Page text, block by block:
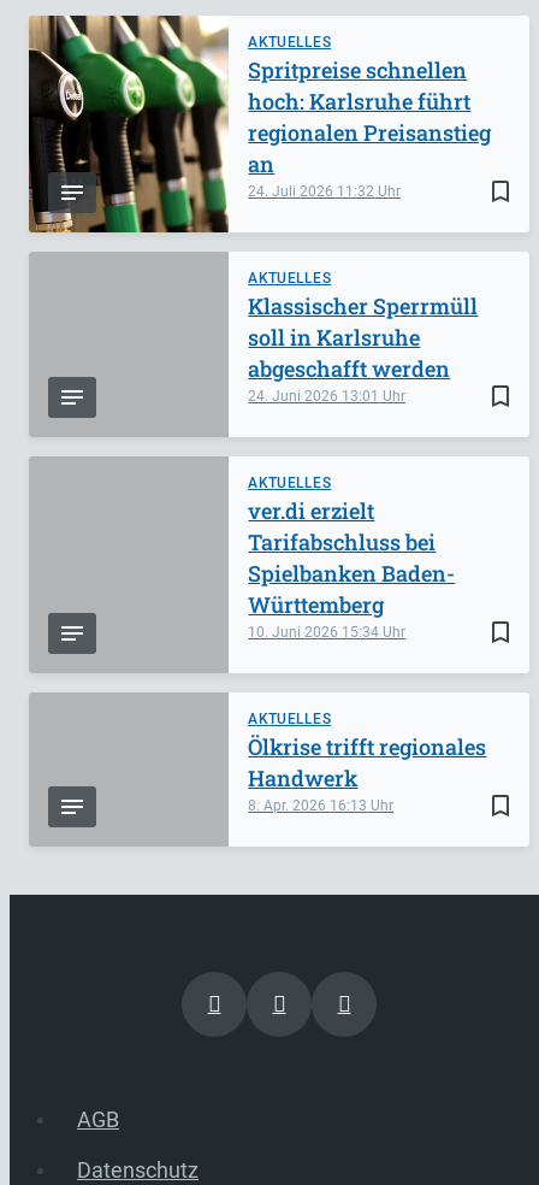
AKTUELLES
bookmark_border
24. Juli 2026 11:32
Spritpreise schnellen
hoch: Karlsruhe führt
regionalen Preisanstieg
an
AKTUELLES
bookmark_border
24. Juni 2026 13:01
Klassischer Sperrmüll
soll in Karlsruhe
abgeschafft werden
AKTUELLES
bookmark_border
10. Juni 2026 15:34
ver.di erzielt
Tarifabschluss bei
Spielbanken Baden-
Württemberg
AKTUELLES
bookmark_border
8. Apr. 2026 16:13
Ölkrise trifft regionales
Handwerk
AGB
Datenschutz